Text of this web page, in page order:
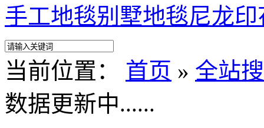
手工地毯别墅地毯尼龙
当前位置： 首页 » 全站
数据更新中......